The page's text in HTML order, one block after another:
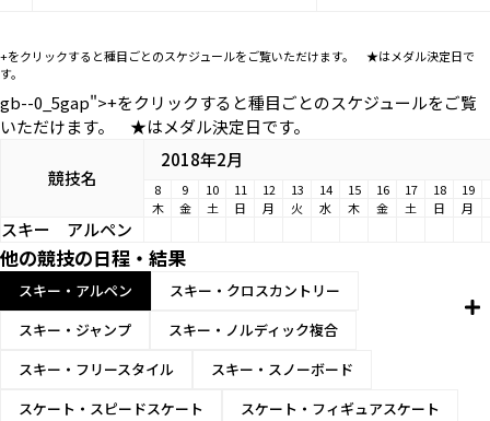
+をクリックすると種目ごとのスケジュールをご覧いただけます。 ★はメダル決定日で
す。
gb--0_5gap">+をクリックすると種目ごとのスケジュールをご覧
いただけます。 ★はメダル決定日です。
競技名
2018年2月
8 9 10 11 12 13 14 15 16 17 18 19
木
金 土 日 月 火 水 木 金 土 日 月
スキー アルペン
他の競技の日程・結果
スキー・アルペン
スキー・クロスカントリー
スキー・ジャンプ
スキー・ノルディック複合
スキー・フリースタイル
スキー・スノーボード
スケート・スピードスケート
スケート・フィギュアスケート